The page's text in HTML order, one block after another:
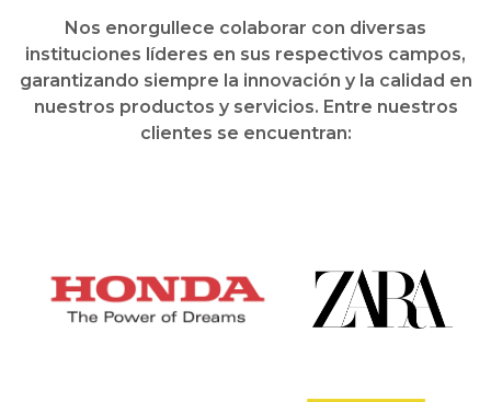
Nos enorgullece colaborar con diversas
instituciones líderes en sus respectivos campos,
garantizando siempre la innovación y la calidad en
nuestros productos y servicios. Entre nuestros
clientes se encuentran: